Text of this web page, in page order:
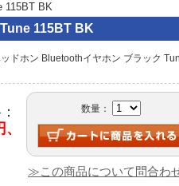
115BT BK
115BT BK
ドホン Bluetoothイヤホン ブラック
数量：
≫この商品について問合わ